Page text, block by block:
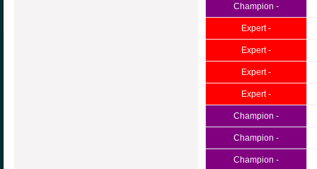
Champion -
Expert -
Expert -
Expert -
Expert -
Champion -
Champion -
Champion -